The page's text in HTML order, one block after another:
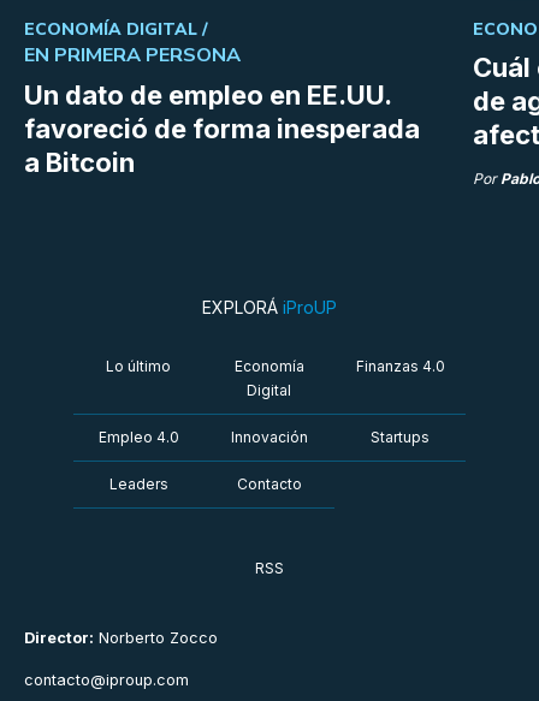
Un dato de empleo en EE.UU.
favoreció de forma inesperada
a Bitcoin
ECONOMÍA DIGITAL /
EN PRIMERA PERSONA
de
Por
Director: Norberto Zocco
contacto@iproup.com
EXPLORÁ iProUP
Lo último
Economía
Digital
Finanzas 4.0
Empleo 4.0 Innovación Startups
Leaders Contacto
RSS